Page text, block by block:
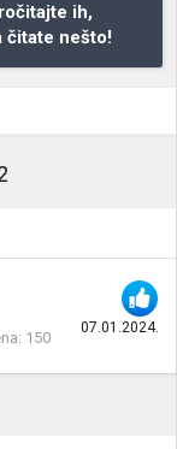
ih,
čitate nešto!
07.01.2024.
150